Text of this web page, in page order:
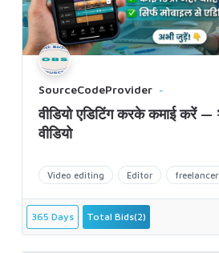
SourceCodeProvider
Video editing Editor
वीडियो एडिटिंग करके कमाई करें —
वीडियो
365 Days Total Bids(2)